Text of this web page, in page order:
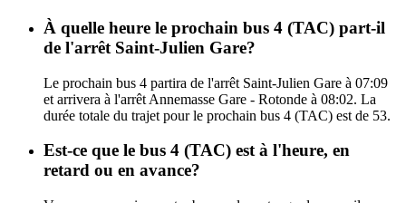
À quelle heure le prochain bus 4 (TAC) part-il
de l'arrêt Saint-Julien Gare?
Le prochain bus 4 partira de l'arrêt Saint-Julien Gare à 07:09
et arrivera à l'arrêt Annemasse Gare - Rotonde à 08:02. La
durée totale du trajet pour le prochain bus 4 (TAC) est de 53.
Est-ce que le bus 4 (TAC) est à l'heure, en
retard ou en avance?